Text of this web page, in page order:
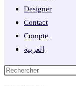
Designer
Contact
Compte
العربية